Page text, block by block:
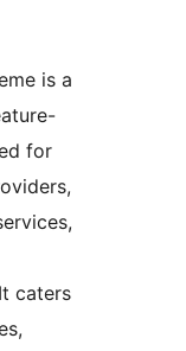
is a
for
caters